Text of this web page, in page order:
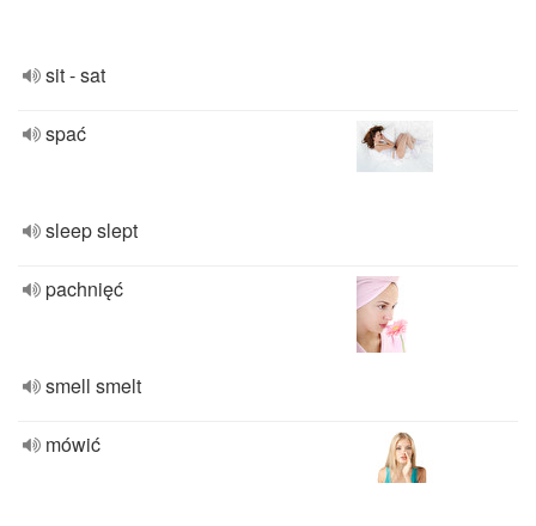
sit - sat
spać
sleep slept
pachnięć
smell smelt
mówić